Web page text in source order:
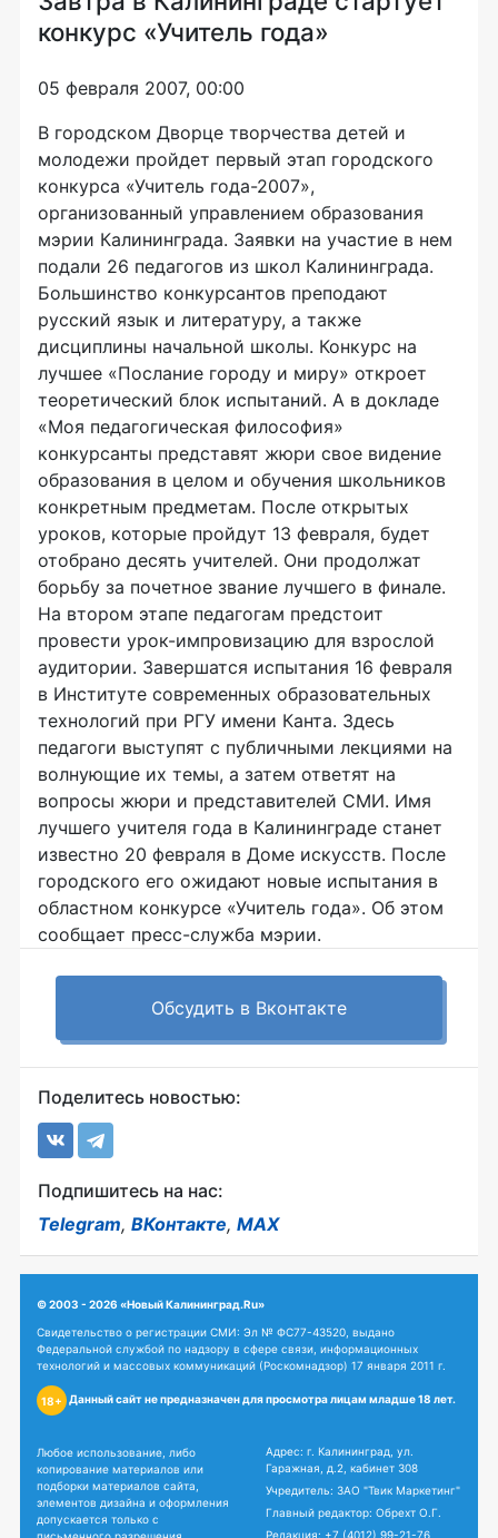
конкурс «Учитель года»
05 февраля 2007, 00:00
В городском Дворце творчества детей и
молодежи пройдет первый этап городского
конкурса «Учитель года-2007»,
организованный управлением образования
мэрии Калининграда. Заявки на участие в нем
подали 26 педагогов из школ Калининграда.
Большинство конкурсантов преподают
русский язык и литературу, а также
дисциплины начальной школы. Конкурс на
лучшее «Послание городу и миру» откроет
теоретический блок испытаний. А в докладе
«Моя педагогическая философия»
конкурсанты представят жюри свое видение
образования в целом и обучения школьников
конкретным предметам. После открытых
уроков, которые пройдут 13 февраля, будет
отобрано десять учителей. Они продолжат
борьбу за почетное звание лучшего в финале.
На втором этапе педагогам предстоит
провести урок-импровизацию для взрослой
аудитории. Завершатся испытания 16 февраля
в Институте современных образовательных
технологий при РГУ имени Канта. Здесь
педагоги выступят с публичными лекциями на
волнующие их темы, а затем ответят на
вопросы жюри и представителей СМИ. Имя
лучшего учителя года в Калининграде станет
известно 20 февраля в Доме искусств. После
городского его ожидают новые испытания в
областном конкурсе «Учитель года». Об этом
сообщает пресс-служба мэрии.
Обсудить в Вконтакте
Поделитесь новостью:
Подпишитесь на нас:
Telegram, ВКонтакте, MAX
© 2003 - 2026 «Новый Калининград.Ru»
Свидетельство о регистрации СМИ: Эл № ФС77-43520, выдано
Федеральной службой по надзору в сфере связи, информационных
технологий и массовых коммуникаций (Роскомнадзор) 17 января 2011 г.
18+ Данный сайт не предназначен для просмотра лицам младше 18 лет.
Любое использование, либо
копирование материалов или
подборки материалов сайта,
элементов дизайна и оформления
допускается только с
Адрес: г. Калининград, ул.
Гаражная, д.2, кабинет 308
Учредитель: ЗАО "Твик Маркетинг"
Главный редактор: Обрехт О.Г.
Редакция: +7 (4012) 99-21-76